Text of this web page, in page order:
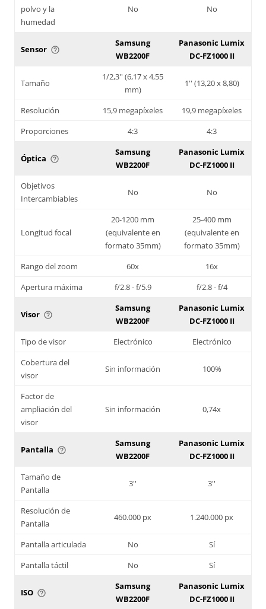
polvo y la
humedad
No No
Sensor help_outline
Samsung
WB2200F
Panasonic Lumix
DC-FZ1000 II
Tamaño
1/2,3'' (6,17 x 4,55
mm)
1'' (13,20 x 8,80)
Resolución 15,9 megapíxeles
19,9 megapíxeles
Proporciones
4:3 4:3
Óptica help_outline
Samsung
WB2200F
Panasonic Lumix
DC-FZ1000 II
Objetivos
Intercambiables
No No
Longitud focal
20-1200 mm
(equivalente en
formato 35mm)
25-400 mm
(equivalente en
formato 35mm)
Rango del zoom
60x
16x
Apertura máxima
f/2.8 - f/5.9 f/2.8 - f/4
Visor help_outline
Samsung
WB2200F
Panasonic Lumix
DC-FZ1000 II
Tipo de visor
Electrónico
Electrónico
Cobertura del
visor
Sin información 100%
Factor de
ampliación del
visor
Sin información 0,74x
Pantalla help_outline
Samsung
WB2200F
Panasonic Lumix
DC-FZ1000 II
Tamaño de
Pantalla
3'' 3''
Resolución de
Pantalla
460.000 px 1.240.000 px
Pantalla articulada No
Sí
Pantalla táctil
No Sí
ISO help_outline
Samsung
WB2200F
Panasonic Lumix
DC-FZ1000 II